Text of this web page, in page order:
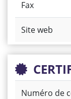
Fax
Site web
Numéro de